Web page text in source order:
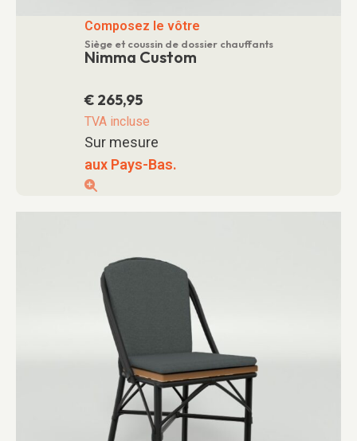
Composez le vôtre
Siège et coussin de dossier chauffants
Nimma Custom
€ 265,95
TVA incluse
Sur mesure
aux Pays-Bas.